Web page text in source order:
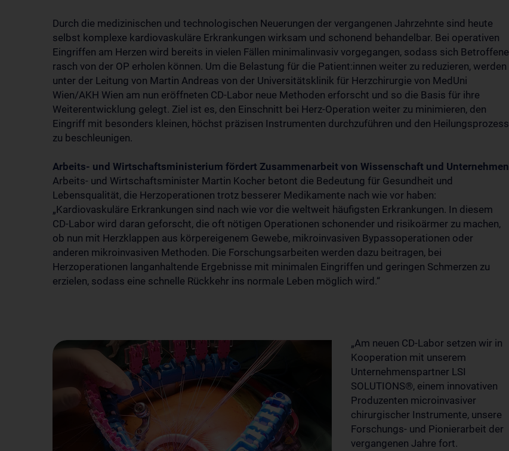
Durch die medizinischen und technologischen Neuerungen der vergangenen Jahrzehnte sind heute
selbst komplexe kardiovaskuläre Erkrankungen wirksam und schonend behandelbar. Bei operativen
Eingriffen am Herzen wird bereits in vielen Fällen minimalinvasiv vorgegangen, sodass sich Betroffene
rasch von der OP erholen können. Um die Belastung für die Patient:innen weiter zu reduzieren, werden
unter der Leitung von Martin Andreas von der Universitätsklinik für Herzchirurgie von MedUni
Wien/AKH Wien am nun eröffneten CD-Labor neue Methoden erforscht und so die Basis für ihre
Weiterentwicklung gelegt. Ziel ist es, den Einschnitt bei Herz-Operation weiter zu minimieren, den
Eingriff mit besonders kleinen, höchst präzisen Instrumenten durchzuführen und den Heilungsprozess
zu beschleunigen.
Arbeits- und Wirtschaftsministerium fördert Zusammenarbeit von Wissenschaft und Unternehmen
Arbeits- und Wirtschaftsminister Martin Kocher betont die Bedeutung für Gesundheit und
Lebensqualität, die Herzoperationen trotz besserer Medikamente nach wie vor haben:
„Kardiovaskuläre Erkrankungen sind nach wie vor die weltweit häufigsten Erkrankungen. In diesem
CD-Labor wird daran geforscht, die oft nötigen Operationen schonender und risikoärmer zu machen,
ob nun mit Herzklappen aus körpereigenem Gewebe, mikroinvasiven Bypassoperationen oder
anderen mikroinvasiven Methoden. Die Forschungsarbeiten werden dazu beitragen, bei
Herzoperationen langanhaltende Ergebnisse mit minimalen Eingriffen und geringen Schmerzen zu
erzielen, sodass eine schnelle Rückkehr ins normale Leben möglich wird.“
„Am neuen CD-Labor setzen wir in
Kooperation mit unserem
Unternehmenspartner LSI
SOLUTIONS®, einem innovativen
Produzenten microinvasiver
chirurgischer Instrumente, unsere
Forschungs- und Pionierarbeit der
vergangenen Jahre fort.